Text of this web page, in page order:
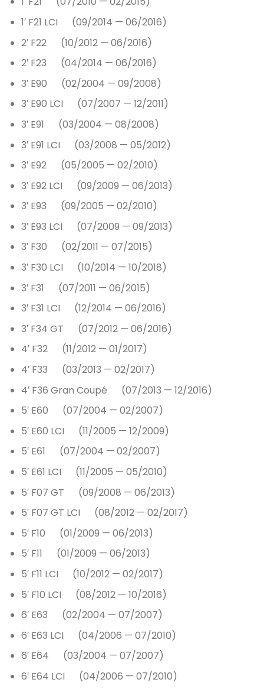
1′ F21 LCI (09/2014 — 06/2016)
2′ F22 (10/2012 — 06/2016)
2′ F23 (04/2014 — 06/2016)
3′ E90 (02/2004 — 09/2008)
3′ E90 LCI (07/2007 — 12/2011)
3′ E91 (03/2004 — 08/2008)
3′ E91 LCI (03/2008 — 05/2012)
3′ E92 (05/2005 — 02/2010)
3′ E92 LCI (09/2009 — 06/2013)
3′ E93 (09/2005 — 02/2010)
3′ E93 LCI (07/2009 — 09/2013)
3′ F30 (02/2011 — 07/2015)
3′ F30 LCI (10/2014 — 10/2018)
3′ F31 (07/2011 — 06/2015)
3′ F31 LCI (12/2014 — 06/2016)
3′ F34 GT (07/2012 — 06/2016)
4′ F32 (11/2012 — 01/2017)
4′ F33 (03/2013 — 02/2017)
4′ F36 Gran Coupé (07/2013 — 12/2016)
5′ E60 (07/2004 — 02/2007)
5′ E60 LCI (11/2005 — 12/2009)
5′ E61 (07/2004 — 02/2007)
5′ E61 LCI (11/2005 — 05/2010)
5′ F07 GT (09/2008 — 06/2013)
5′ F07 GT LCI (08/2012 — 02/2017)
5′ F10 (01/2009 — 06/2013)
5′ F11 (01/2009 — 06/2013)
5′ F11 LCI (10/2012 — 02/2017)
5′ F10 LCI (08/2012 — 10/2016)
6′ E63 (02/2004 — 07/2007)
6′ E63 LCI (04/2006 — 07/2010)
6′ E64 (03/2004 — 07/2007)
6′ E64 LCI (04/2006 — 07/2010)